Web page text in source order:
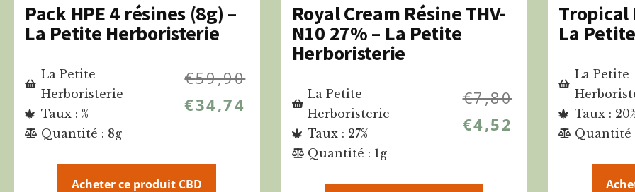
Pack HPE 4 résines (8g) –
La Petite Herboristerie
La Petite
Herboristerie
Taux : %
Quantité : 8g
€59,90
€34,74
Acheter ce produit CBD
Royal Cream Résine THV-
N10 27% – La Petite
Herboristerie
La Petite
Herboristerie
Taux : 27%
Quantité : 1g
€7,80
€4,52
Tropical
La
La Petite
Taux :
Quantité